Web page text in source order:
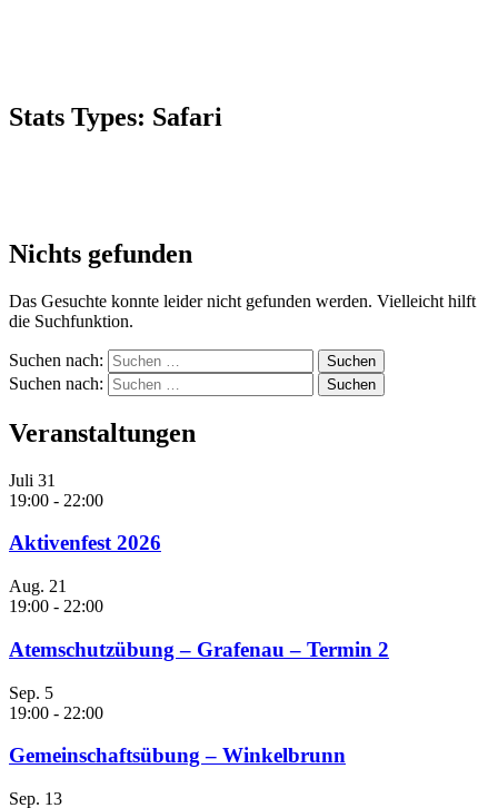
Stats Types: Safari
Nichts gefunden
Das Gesuchte konnte leider nicht gefunden werden. Vielleicht hilft
die Suchfunktion.
Suchen nach:
Suchen nach:
Veranstaltungen
Juli 31
19:00 - 22:00
Aktivenfest 2026
Aug. 21
19:00 - 22:00
Atemschutzübung – Grafenau – Termin 2
Sep. 5
19:00 - 22:00
Gemeinschaftsübung – Winkelbrunn
Sep. 13